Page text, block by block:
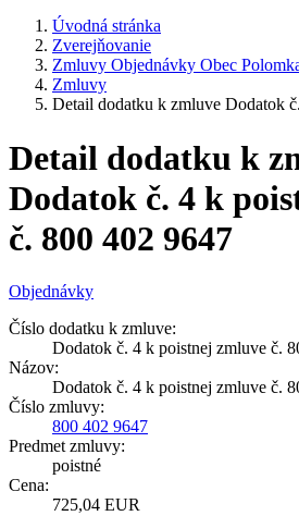
Úvodná stránka
Zverejňovanie
Zmluvy Objednávky Obec
Zmluvy
Detail dodatku k zmluve Dodatok
Detail dodatku k
Dodatok č. 4 k
č. 800 402 9647
Objednávky
Číslo dodatku k zmluve:
Dodatok č. 4 k poistnej zmluve č.
Názov:
Dodatok č. 4 k poistnej zmluve č.
Číslo zmluvy:
800 402 9647
Predmet zmluvy:
poistné
Cena:
725,04 EUR